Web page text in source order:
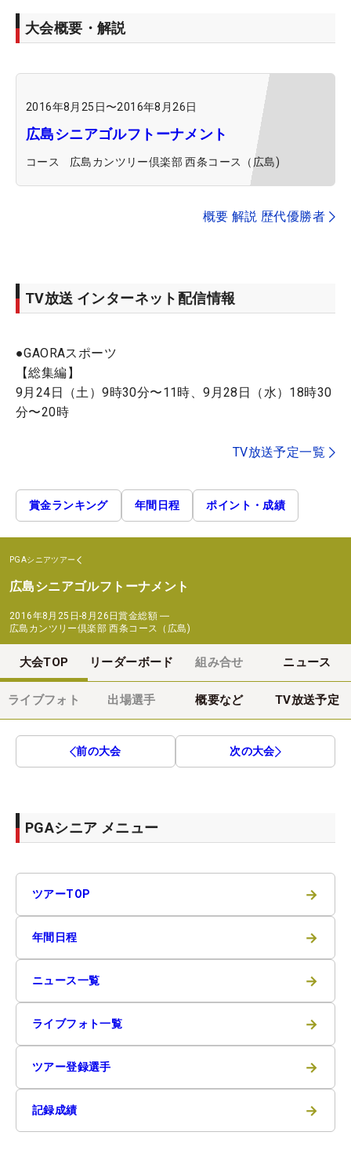
大会概要・解説
2016年8月25日〜2016年8月26日
広島シニアゴルフトーナメント
コース 広島カンツリー倶楽部 西条コース（広島)
概要 解説 歴代優勝者
TV放送 インターネット配信情報
●GAORAスポーツ
【総集編】
9月24日（土）9時30分〜11時、9月28日（水）18時30
分〜20時
TV放送予定一覧
賞金ランキング 年間日程 ポイント・成績
PGAシニアツアー
広島シニアゴルフトーナメント
2016年8月25日-8月26日賞金総額 ―
広島カンツリー倶楽部 西条コース（広島)
大会TOP リーダーボード 組み合せ ニュース
ライブフォト 出場選手 概要など TV放送予定
前の大会 次の大会
PGAシニア メニュー
ツアーTOP →
年間日程 →
ニュース一覧 →
ライブフォト一覧 →
ツアー登録選手 →
記録成績 →